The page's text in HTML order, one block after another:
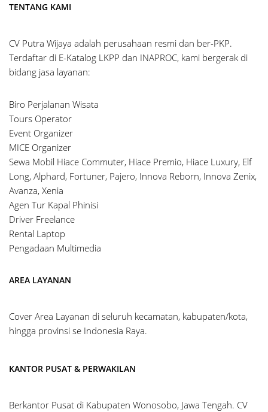
TENTANG KAMI
CV Putra Wijaya adalah perusahaan resmi dan ber-PKP.
Terdaftar di E-Katalog LKPP dan INAPROC, kami bergerak di
bidang jasa layanan:
Biro Perjalanan Wisata
Tours Operator
Event Organizer
MICE Organizer
Sewa Mobil Hiace Commuter, Hiace Premio, Hiace Luxury, Elf
Long, Alphard, Fortuner, Pajero, Innova Reborn, Innova Zenix,
Avanza, Xenia
Agen Tur Kapal Phinisi
Driver Freelance
Rental Laptop
Pengadaan Multimedia
AREA LAYANAN
Cover Area Layanan di seluruh kecamatan, kabupaten/kota,
hingga provinsi se Indonesia Raya.
KANTOR PUSAT & PERWAKILAN
Berkantor Pusat di Kabupaten Wonosobo, Jawa Tengah. CV